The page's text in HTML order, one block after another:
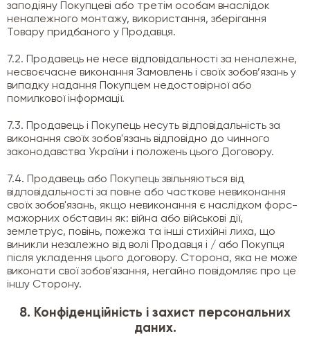
заподіяну Покупцеві або третім особам внаслідок
неналежного монтажу, використання, зберігання
Товару придбаного у Продавця.
7.2. Продавець не несе відповідальності за неналежне,
несвоєчасне виконання Замовлень і своїх зобов’язань у
випадку надання Покупцем недостовірної або
помилкової інформації.
7.3. Продавець і Покупець несуть відповідальність за
виконання своїх зобов'язань відповідно до чинного
законодавства України і положень цього Договору.
7.4. Продавець або Покупець звільняються від
відповідальності за повне або часткове невиконання
своїх зобов'язань, якщо невиконання є наслідком форс-
мажорних обставин як: війна або військові дії,
землетрус, повінь, пожежа та інші стихійні лиха, що
виникли незалежно від волі Продавця і / або Покупця
після укладення цього договору. Сторона, яка не може
виконати свої зобов'язання, негайно повідомляє про це
іншу Сторону.
8. Конфіденційність і захист персональних
даних.